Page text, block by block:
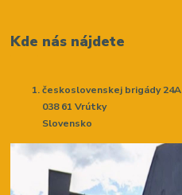
Kde nás nájdete
československej brigády 24A
038 61 Vrútky
Slovensko